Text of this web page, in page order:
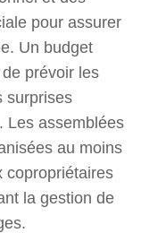
pour assurer
Un budget
prévoir les
surprises
Les assemblées
au moins
copropriétaires
la gestion de